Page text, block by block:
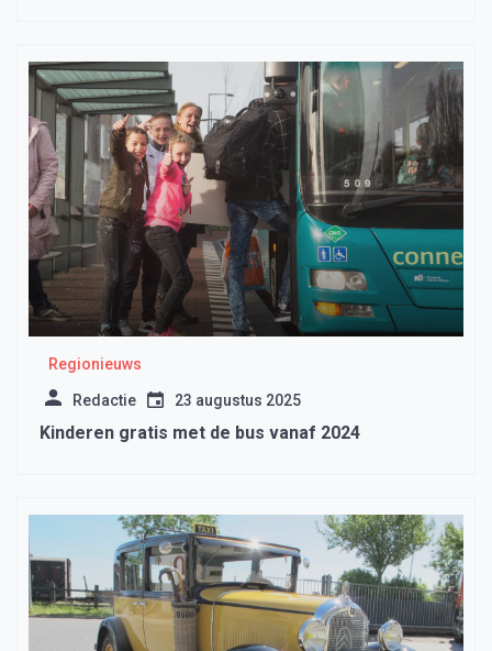
Regionieuws
Redactie 23 augustus 2025
Kinderen gratis met de bus vanaf 2024